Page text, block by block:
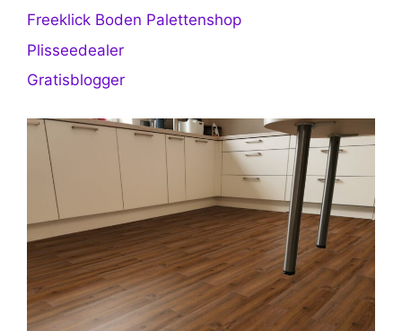
Freeklick Boden Palettenshop
Plisseedealer
Gratisblogger